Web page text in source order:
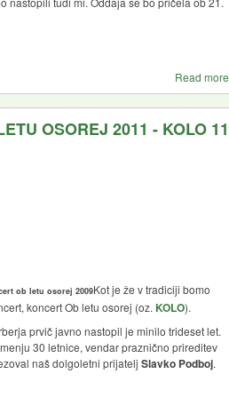
Read more
OSOREJ 2011 - KOLO 11
ob letu osorej 2009Kot je že v tradiciji bomo
koncert Ob letu osorej (oz. KOLO).
prvič javno nastopil je minilo trideset let.
30 letnice, vendar praznično prireditev
naš dolgoletni prijatelj Slavko Podboj.